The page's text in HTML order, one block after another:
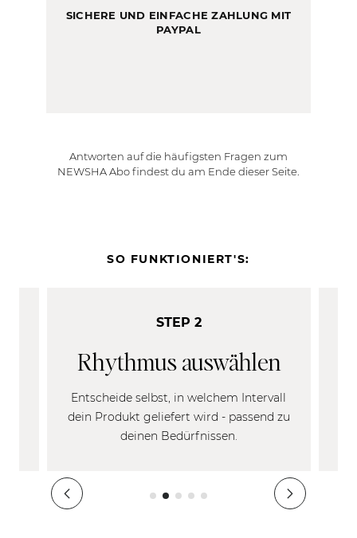
SICHERE UND EINFACHE ZAHLUNG MIT
PAYPAL
Antworten auf die häufigsten Fragen zum
NEWSHA Abo findest du am Ende dieser Seite.
SO FUNKTIONIERT'S:
STEP 2
Rhythmus auswählen
Entscheide selbst, in welchem Intervall
dein Produkt geliefert wird - passend zu
deinen Bedürfnissen.